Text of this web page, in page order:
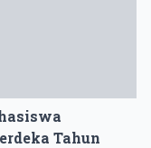
Tahun